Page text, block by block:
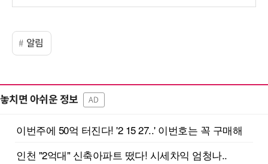
보
알림
놓치면 아쉬운 정보 AD